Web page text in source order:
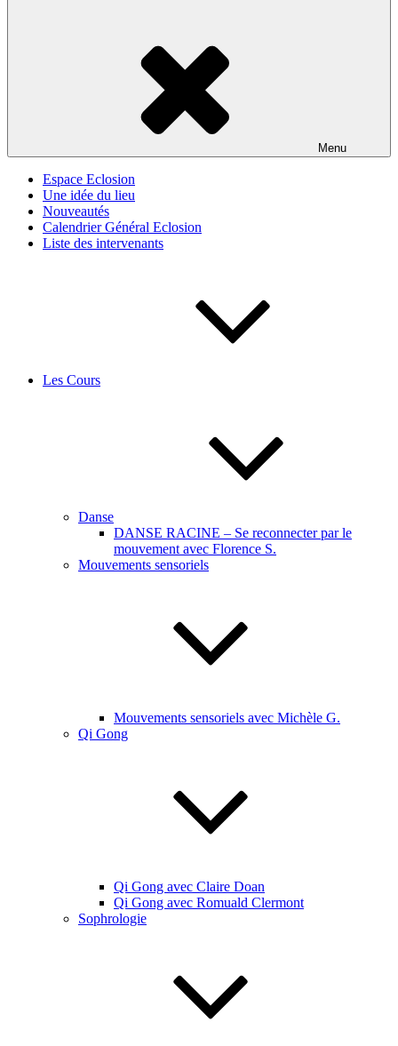
Menu
Espace Eclosion
Une idée du lieu
Nouveautés
Calendrier Général Eclosion
Liste des intervenants
Les Cours
Danse
DANSE RACINE – Se reconnecter par le
mouvement avec Florence S.
Mouvements sensoriels
Mouvements sensoriels avec Michèle G.
Qi Gong
Qi Gong avec Claire Doan
Qi Gong avec Romuald Clermont
Sophrologie